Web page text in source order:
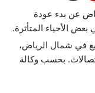
عن بدء عودة
الأحياء المتأثرة.
في شمال الرياض،
بحسب وكالة